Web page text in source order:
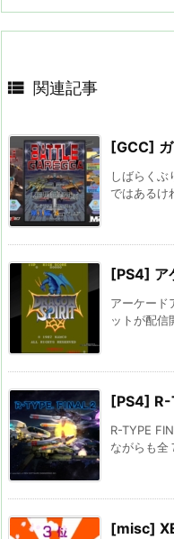
 関連記事
[GCC]
しばらくぶ
ではあるけ
[PS4] ア
アーケード
ットが配信
[PS4] R-
R-TYPE
ながらも全
[misc]